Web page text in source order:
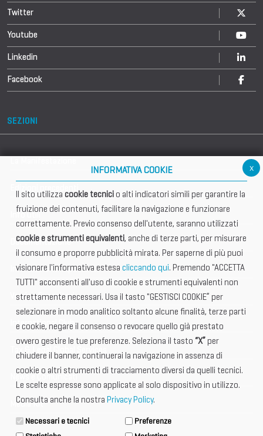
Twitter
Youtube
Linkedin
Facebook
SEZIONI
Info utili
Documentazione
Informazione importante
Vetrina Espositori
International Club
Tax & Legal Global Services
News e Comunicati
Media Kit
x
INFORMATIVA COOKIE
Il sito utilizza cookie tecnicio alti indicatori simili per garantire la
fruizione dei contenuti, facilitare la navigazione e funzionare
correttamente. Previo consenso dell'utente, saranno utilizzati
cookie e strumenti equivalenti, anche di terze parti, per misurare
il consumo e proporre pubblicità mirata. Per saperne di più puoi
visionare l'informativa estesa cliccando qui. Premendo "ACCETTA
TUTTI" acconsenti all'uso di cookie e strumenti equivalenti non
strettamente necessari. Usa il tasto "GESTISCI COOKIE” per
selezionare in modo analitico soltanto alcune finalità, terze parti
e cookie, negare il consenso o revocare quello già prestato
ovvero gestire le tue preferenze. Seleziona il tasto “X” per
chiudere il banner, continuerai la navigazione in assenza di
cookie o altri strumenti di tracciamento diversi da quelli tecnici.
Le scelte espresse sono applicate al solo dispositivo in utilizzo.
Consulta anche la nostra Privacy Policy.
Necessari e tecnici
Preferenze